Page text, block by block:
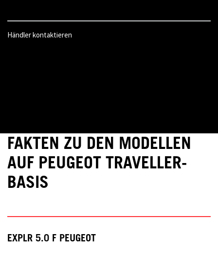
Händler kontaktieren
FAKTEN ZU DEN MODELLEN
AUF PEUGEOT TRAVELLER-
BASIS
EXPLR 5.0 F PEUGEOT